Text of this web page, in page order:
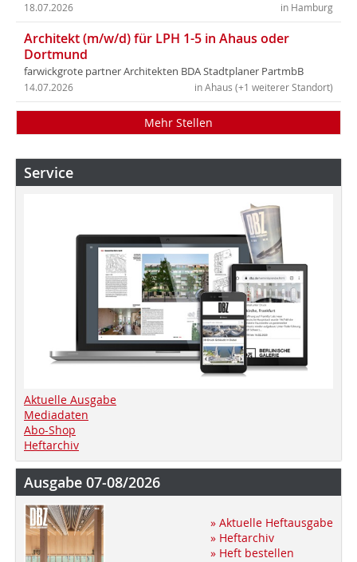
in Hamburg
18.07.2026
Architekt (m/w/d) für LPH 1-5 in Ahaus oder
Dortmund
farwickgrote partner Architekten BDA Stadtplaner PartmbB
in Ahaus (+1 weiterer Standort)
14.07.2026
Mehr Stellen
Service
Aktuelle Ausgabe
Mediadaten
Abo-Shop
Heftarchiv
Ausgabe 07-08/2026
» Aktuelle Heftausgabe
» Heftarchiv
» Heft bestellen